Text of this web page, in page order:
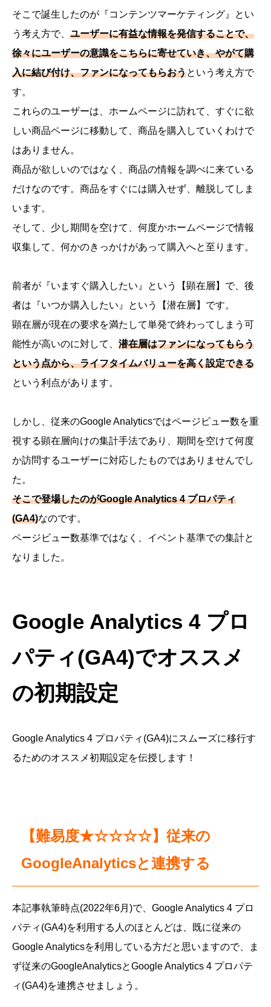
そこで誕生したのが『コンテンツマーケティング』とい
う考え方で、 ユーザーに有益な情報を発信することで、
徐々にユーザーの意識をこちらに寄せていき、やがて購
入に結び付け、ファンになってもらおうという考え方で
す。
これらのユーザーは、ホームページに訪れて、すぐに欲
しい商品ページに移動して、商品を購入していくわけで
はありません。
商品が欲しいのではなく、商品の情報を調べに来ている
だけなのです。商品をすぐには購入せず、離脱してしま
います。
そして、少し期間を空けて、何度かホームページで情報
収集して、何かのきっかけがあって購入へと至ります。
前者が『いますぐ購入したい』という【顕在層】で、後
者は『いつか購入したい』という【潜在層】です。
顕在層が現在の要求を満たして単発で終わってしまう可
能性が高いのに対して、 潜在層はファンになってもらう
という点から、ライフタイムバリューを高く設定できる
という利点があります。
しかし、従来のGoogle Analyticsではページビュー数を重
視する顕在層向けの集計手法であり、期間を空けて何度
か訪問するユーザーに対応したものではありませんでし
た。
そこで登場したのがGoogle Analytics 4 プロパティ
(GA4)なのです。
ページビュー数基準ではなく、イベント基準での集計と
なりました。
Google Analytics 4 プロ
パティ(GA4)でオススメ
の初期設定
Google Analytics 4 プロパティ(GA4)にスムーズに移行す
るためのオススメ初期設定を伝授します！
【難易度★☆☆☆☆】従来の
GoogleAnalyticsと連携する
本記事執筆時点(2022年6月)で、Google Analytics 4 プロ
パティ(GA4)を利用する人のほとんどは、既に従来の
Google Analyticsを利用している方だと思いますので、ま
ず従来のGoogleAnalyticsとGoogle Analytics 4 プロパテ
ィ(GA4)を連携させましょう。